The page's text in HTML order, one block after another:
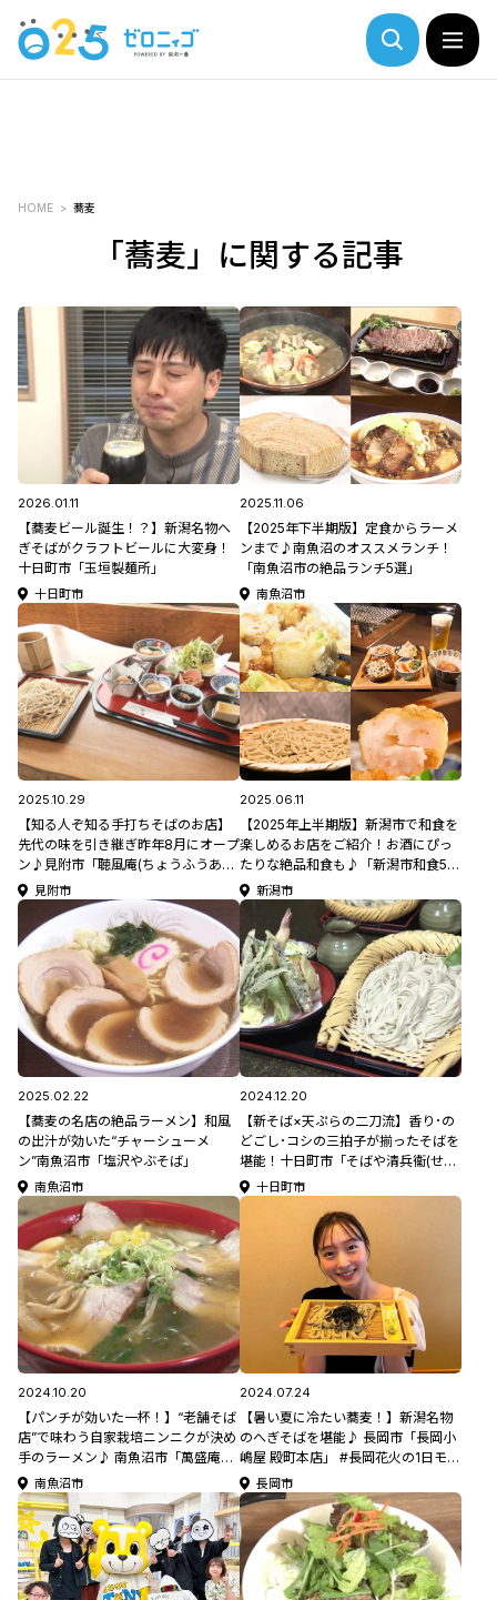
HOME 蕎麦
「蕎麦」に関する記事
2026.01.11
【蕎麦ビール誕生！？】新潟名物へ
ぎそばがクラフトビールに大変身！
十日町市「玉垣製麺所」
十日町市
2025.11.06
【2025年下半期版】定食からラーメ
ンまで♪南魚沼のオススメランチ！
「南魚沼市の絶品ランチ5選」
南魚沼市
2025.10.29
【知る人ぞ知る手打ちそばのお店】
先代の味を引き継ぎ昨年8月にオープ
ン♪見附市「聴風庵(ちょうふうあ
ん)」見附市
2025.06.11
【2025年上半期版】新潟市で和食を
楽しめるお店をご紹介！お酒にぴっ
たりな絶品和食も♪「新潟市和食5
選」新潟市
2025.02.22
【蕎麦の名店の絶品ラーメン】和風
の出汁が効いた“チャーシューメ
ン”南魚沼市「塩沢やぶそば」
南魚沼市
2024.12.20
【新そば×天ぷらの二刀流】香り･の
どごし･コシの三拍子が揃ったそばを
堪能！十日町市「そばや清兵衞(せい
べい)」
十日町市
2024.10.20
【パンチが効いた一杯！】“老舗そば
店”で味わう自家栽培ニンニクが決め
手のラーメン♪ 南魚沼市「萬盛庵本
店」南魚沼市
2024.07.24
【暑い夏に冷たい蕎麦！】新潟名物
のへぎそばを堪能♪ 長岡市「長岡小
嶋屋 殿町本店」 #長岡花火の1日モデ
ルコース
長岡市